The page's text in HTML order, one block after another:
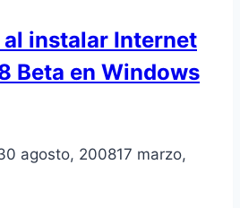
al instalar Internet
Beta en Windows
agosto, 200817 marzo,